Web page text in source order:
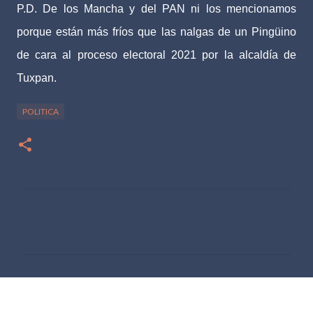
P.D. De los Mancha y del PAN ni los mencionamos
porque están más fríos que las nalgas de un Pingüino
de cara al proceso electoral 2021 por la alcaldía de
Tuxpan.
POLITICA